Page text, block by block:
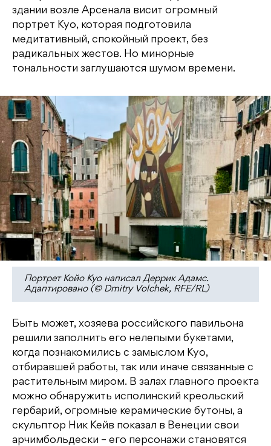
здании возле Арсенала висит огромный
портрет Куо, которая подготовила
медитативный, спокойный проект, без
радикальных жестов. Но минорные
тональности заглушаются шумом времени.
Портрет Койо Куо написал Деррик Адамс.
Адаптировано (© Dmitry Volchek, RFE/RL)
Быть может, хозяева российского павильона
решили заполнить его нелепыми букетами,
когда познакомились с замыслом Куо,
отбиравшей работы, так или иначе связанные с
растительным миром. В залах главного проекта
можно обнаружить исполинский креольский
гербарий, огромные керамические бутоны, а
скульптор Ник Кейв показал в Венеции свои
арчимбольдески – его персонажи становятся